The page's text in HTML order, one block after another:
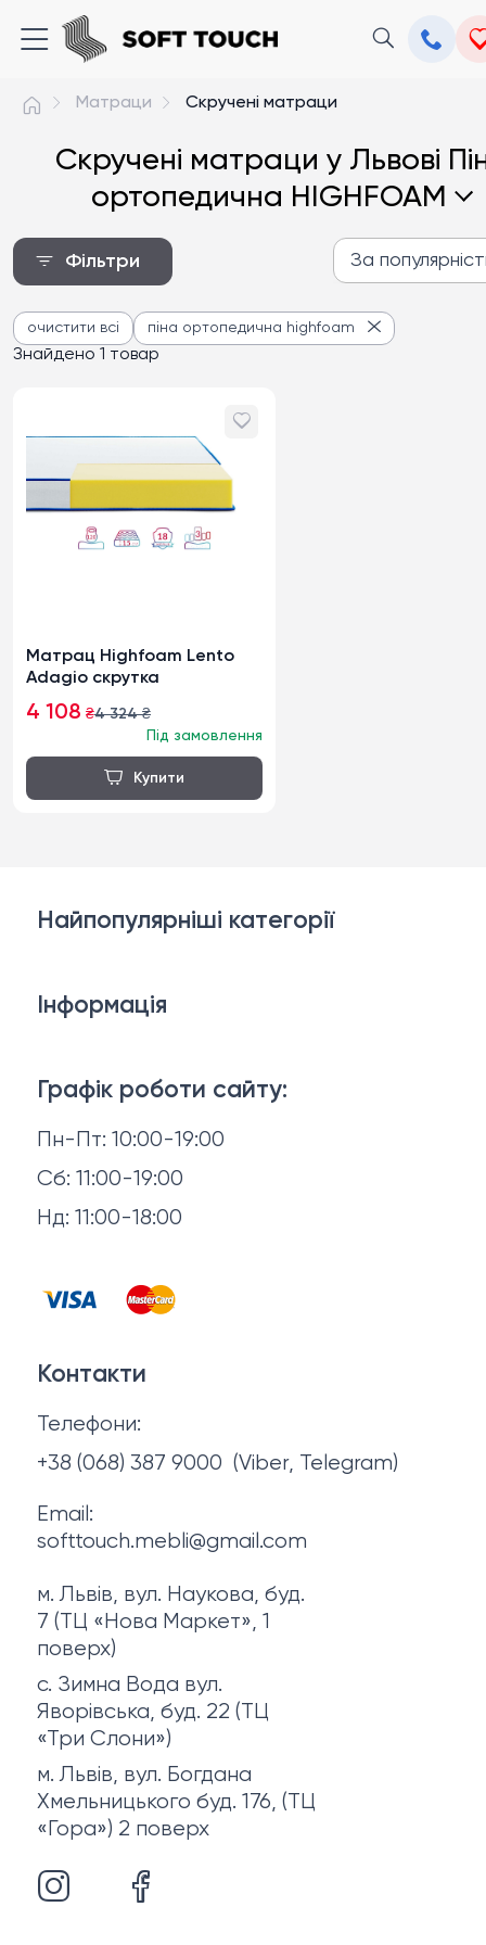
Матраци Скручені матраци
Скручені матраци у Львові
ортопедична HIGHFOAM
Фільтри За
За популярністю
Від дешевих до
Знайдено 1 товар
очистити всі піна ортопедична highfoam
Матрац Highfoam Lento
Adagio скрутка
4 108 ₴4 324₴
Під замовлення
Графік роботи сайту:
Пн-Пт: 10:00-19:00
Сб: 11:00-19:00
Нд: 11:00-18:00
Найпопулярніші категорії
Матраци
Аксесуари для сну
Тумби та комоди
Інформація
Повернення й обмін
Відгуки
Контакти
Політика конфіденційності
Контакти
Телефони:
+38 (068) 387 9000 (Viber, Telegram)
Email:
softtouch.mebli@gmail.com
м. Львів, вул. Наукова, буд.
7 (ТЦ «Нова Маркет», 1
поверх)
с. Зимна Вода вул.
Яворівська, буд. 22 (ТЦ
«Три Слони»)
м. Львів, вул. Богдана
Хмельницького буд. 176, (ТЦ
«Гора») 2 поверх